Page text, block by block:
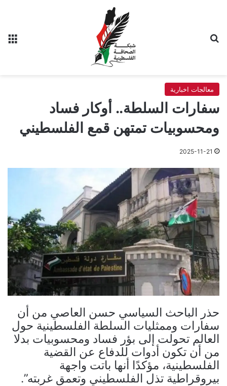
معالجات اخبارية
سفارات السلطة.. أوكار فساد
ومحسوبيات تمتهن قمع الفلسطيني
2025-11-21
حذر الباحث السياسي حسن العاصي من أن
سفارات وممثليات السلطة الفلسطينية حول
العالم تحولت إلى بؤر فساد ومحسوبيات بدلا
من أن تكون أدوات للدفاع عن القضية
الفلسطينية، مؤكدًا أنها باتت واجهة
بيروقراطية تذل الفلسطيني وتعمق غربته”.